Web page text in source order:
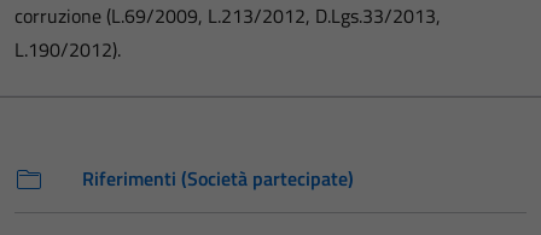
corruzione (L.69/2009, L.213/2012, D.Lgs.33/2013,
L.190/2012).
Riferimenti (Società partecipate)